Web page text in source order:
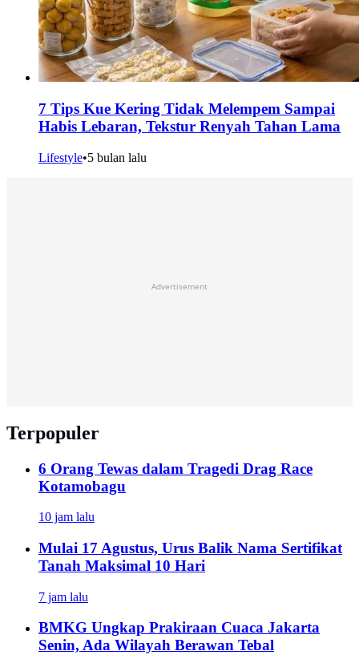
7 Tips Kue Kering Tidak Melempem Sampai
Habis Lebaran, Tekstur Renyah Tahan Lama
Lifestyle•5 bulan lalu
Advertisement
Terpopuler
6 Orang Tewas dalam Tragedi Drag Race
Kotamobagu
10 jam lalu
Mulai 17 Agustus, Urus Balik Nama Sertifikat
Tanah Maksimal 10 Hari
7 jam lalu
BMKG Ungkap Prakiraan Cuaca Jakarta
Senin, Ada Wilayah Berawan Tebal